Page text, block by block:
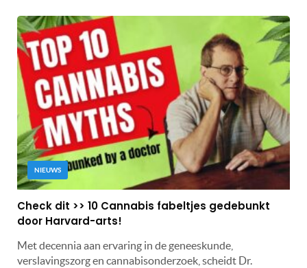
NIEUWS
Check dit >> 10 Cannabis fabeltjes gedebunkt
door Harvard-arts!
Met decennia aan ervaring in de geneeskunde,
verslavingszorg en cannabisonderzoek, scheidt Dr.